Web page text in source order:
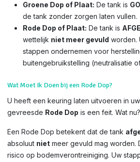
Groene Dop of Plaat: De tank is
de tank zonder zorgen laten vullen.
Rode Dop of Plaat: De tank is
wettelijk niet meer gevuld worden.
stappen ondernemen voor
buitengebruikstelling (neutralisatie
Wat Moet Ik Doen bij een Rode Dop?
U heeft een keuring laten uitvoeren in
gevreesde Rode Dop is een feit. Wat nu?
Een Rode Dop betekent dat de tank
absoluut niet meer gevuld mag worden.
risico op bodemverontreiniging. Uw